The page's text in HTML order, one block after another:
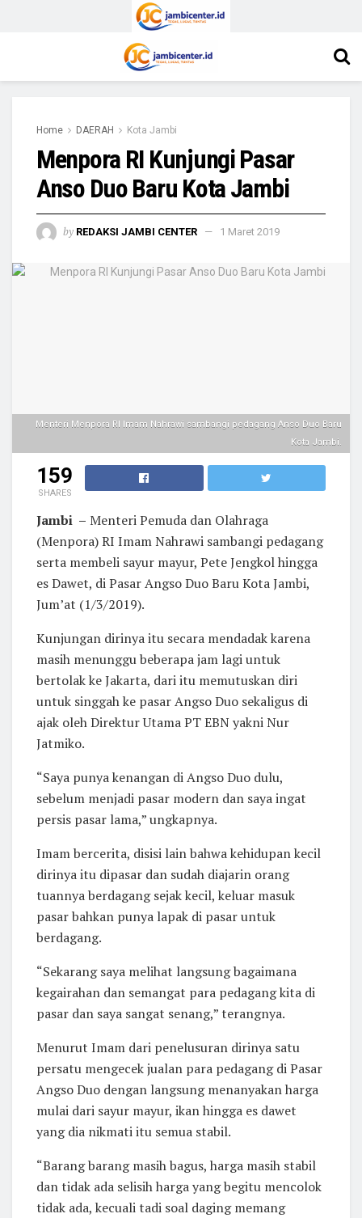
Home DAERAH Kota Jambi
Menpora RI Kunjungi Pasar
Anso Duo Baru Kota Jambi
by REDAKSI JAMBI CENTER 1 Maret 2019
Menteri Menpora RI Imam Nahrawi sambangi pedagang Anso Duo Baru
Kota Jambi.
159
SHARES
Jambi – Menteri Pemuda dan Olahraga
(Menpora) RI Imam Nahrawi sambangi pedagang
serta membeli sayur mayur, Pete Jengkol hingga
es Dawet, di Pasar Angso Duo Baru Kota Jambi,
Jum’at (1/3/2019).
Kunjungan dirinya itu secara mendadak karena
masih menunggu beberapa jam lagi untuk
bertolak ke Jakarta, dari itu memutuskan diri
untuk singgah ke pasar Angso Duo sekaligus di
ajak oleh Direktur Utama PT EBN yakni Nur
Jatmiko.
“Saya punya kenangan di Angso Duo dulu,
sebelum menjadi pasar modern dan saya ingat
persis pasar lama,” ungkapnya.
Imam bercerita, disisi lain bahwa kehidupan kecil
dirinya itu dipasar dan sudah diajarin orang
tuannya berdagang sejak kecil, keluar masuk
pasar bahkan punya lapak di pasar untuk
berdagang.
“Sekarang saya melihat langsung bagaimana
kegairahan dan semangat para pedagang kita di
pasar dan saya sangat senang,” terangnya.
Menurut Imam dari penelusuran dirinya satu
persatu mengecek jualan para pedagang di Pasar
Angso Duo dengan langsung menanyakan harga
mulai dari sayur mayur, ikan hingga es dawet
yang dia nikmati itu semua stabil.
“Barang barang masih bagus, harga masih stabil
dan tidak ada selisih harga yang begitu mencolok
tidak ada, kecuali tadi soal daging memang